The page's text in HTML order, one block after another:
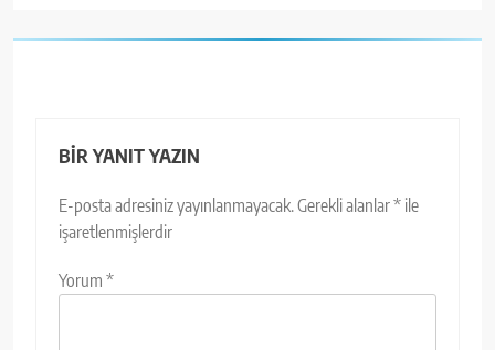
BIR YANIT YAZIN
E-posta adresiniz yayınlanmayacak.Gerekli alanlar* ile
işaretlenmişlerdir
Yorum *